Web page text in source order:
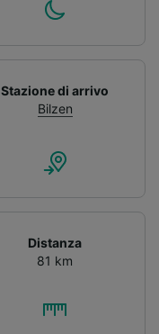
Stazione di arrivo
Bilzen
Distanza
81 km